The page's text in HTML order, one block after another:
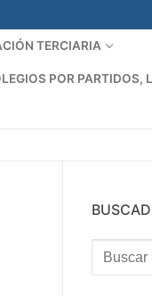
TERCIARIA
POR PARTIDOS,
Buscar: